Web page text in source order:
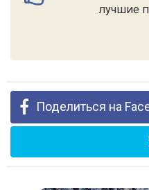
лучшие
Поделиться на